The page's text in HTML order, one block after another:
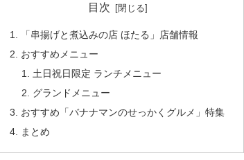
目次
「串揚げと煮込みの店 ほたる」店舗情報
おすすめメニュー
土日祝日限定 ランチメニュー
グランドメニュー
おすすめ「バナナマンのせっかくグルメ」特集
まとめ